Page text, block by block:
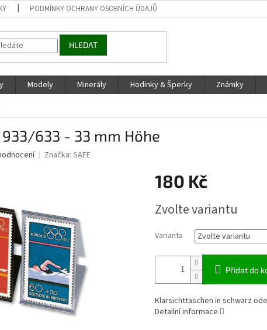
PODMÍNKY OCHRANY OSOBNÍCH ÚDAJŮ
HLEDAT
Modely Minerály Hodinky & Šperky Známky
933/633 - 33 mm Höhe
Značka: SAFE
180 Kč
cena:
Zvolte variantu
Varianta
Přidat do
Klarsichttaschen in schwarz
Detailní informace